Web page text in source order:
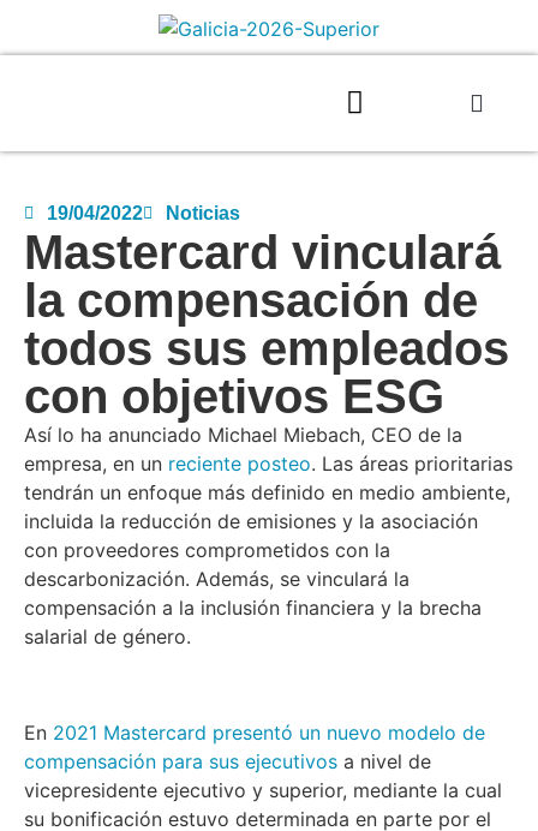
19/04/2022 Noticias
Mastercard vinculará
la compensación de
todos sus empleados
con objetivos ESG
Así lo ha anunciado Michael Miebach, CEO de la
empresa, en un reciente posteo. Las áreas prioritarias
tendrán un enfoque más definido en medio ambiente,
incluida la reducción de emisiones y la asociación
con proveedores comprometidos con la
descarbonización. Además, se vinculará la
compensación a la inclusión financiera y la brecha
salarial de género.
En 2021 Mastercard presentó un nuevo modelo de
compensación para sus ejecutivos a nivel de
vicepresidente ejecutivo y superior, mediante la cual
su bonificación estuvo determinada en parte por el